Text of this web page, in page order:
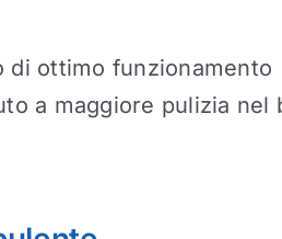
di ottimo funzionamento
a maggiore pulizia nel